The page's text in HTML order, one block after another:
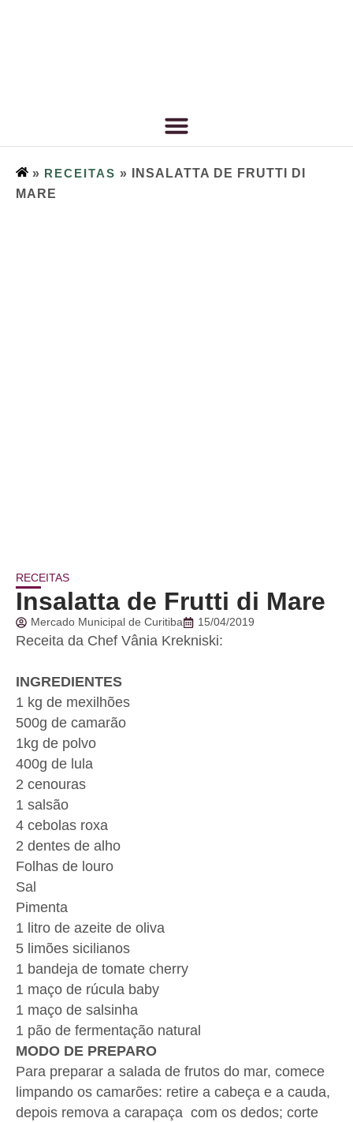
» RECEITAS »
INSALATTA DE FRUTTI DI
MARE
RECEITAS
Insalatta de Frutti di Mare
Mercado Municipal de Curitiba 15/04/2019
Receita da Chef Vânia Krekniski:
INGREDIENTES
1 kg de mexilhões
500g de camarão
1kg de polvo
400g de lula
2 cenouras
1 salsão
4 cebolas roxa
2 dentes de alho
Folhas de louro
Sal
Pimenta
1 litro de azeite de oliva
5 limões sicilianos
1 bandeja de tomate cherry
1 maço de rúcula baby
1 maço de salsinha
1 pão de fermentação natural
MODO DE PREPARO
Para preparar a salada de frutos do mar, comece
limpando os camarões: retire a cabeça e a cauda,
​​depois remova a carapaça com os dedos; corte